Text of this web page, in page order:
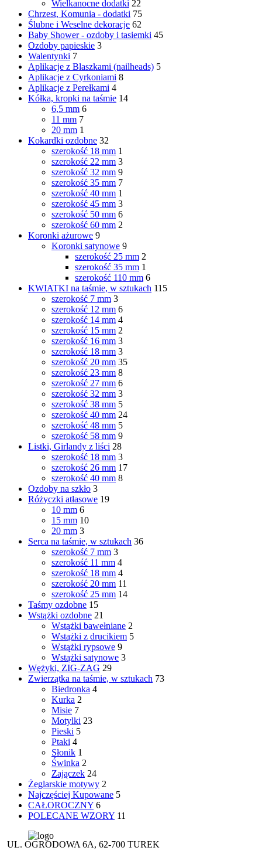
Wielkanocne dodatki 22
Chrzest, Komunia - dodatki 75
Ślubne i Weselne dekoracje 62
Baby Shower - ozdoby i tasiemki 45
Ozdoby papieskie 3
Walentynki 7
Aplikacje z Blaszkami (nailheads) 5
Aplikacje z Cyrkoniami 8
Aplikacje z Perełkami 4
Kółka, kropki na taśmie 14
6,5 mm 6
11 mm 7
20 mm 1
Kokardki ozdobne 32
szerokość 18 mm 1
szerokość 22 mm 3
szerokość 32 mm 9
szerokość 35 mm 7
szerokość 40 mm 1
szerokość 45 mm 3
szerokość 50 mm 6
szerokość 60 mm 2
Koronki ażurowe 9
Koronki satynowe 9
szerokość 25 mm 2
szerokość 35 mm 1
szerokość 110 mm 6
KWIATKI na taśmie, w sztukach 115
szerokość 7 mm 3
szerokość 12 mm 6
szerokość 14 mm 4
szerokość 15 mm 2
szerokość 16 mm 3
szerokość 18 mm 3
szerokość 20 mm 35
szerokość 23 mm 8
szerokość 27 mm 6
szerokość 32 mm 3
szerokość 38 mm 5
szerokość 40 mm 24
szerokość 48 mm 5
szerokość 58 mm 9
Listki, Girlandy z liści 28
szerokość 18 mm 3
szerokość 26 mm 17
szerokość 40 mm 8
Ozdoby na szkło 3
Różyczki atłasowe 19
10 mm 6
15 mm 10
20 mm 3
Serca na taśmie, w sztukach 36
szerokość 7 mm 3
szerokość 11 mm 4
szerokość 18 mm 4
szerokość 20 mm 11
szerokość 25 mm 14
Taśmy ozdobne 15
Wstążki ozdobne 21
Wstążki bawełniane 2
Wstążki z drucikiem 5
Wstążki rypsowe 9
Wstążki satynowe 3
Wężyki, ZIG-ZAG 29
Zwierzątka na taśmie, w sztukach 73
Biedronka 4
Kurka 2
Misie 7
Motylki 23
Pieski 5
Ptaki 4
Słonik 1
Świnka 2
Zajączek 24
Żeglarskie motywy 2
Najczęściej Kupowane 5
CAŁOROCZNY 6
POLECANE WZORY 11
UL. OGRODOWA 6A, 62-700 TUREK